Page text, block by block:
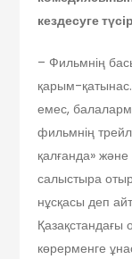
кездесуге
– Фильмнің
қарым-қатынас.
емес,
фильмнің
қалғанда»
салыстыра
нұсқасы деп
көрерменге